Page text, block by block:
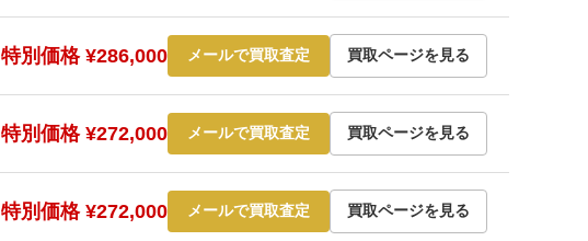
特別価格 ¥286,000 メールで買取査定 買取ページを見る
特別価格 ¥272,000 メールで買取査定 買取ページを見る
特別価格 ¥272,000 メールで買取査定 買取ページを見る